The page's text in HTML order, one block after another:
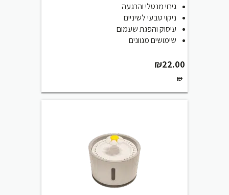
גירוי מנטלי והרגעה
ניקוי טבעי לשיניים
עיסוק והפגת שעמום
שימושים מגוונים
₪22.00
₪